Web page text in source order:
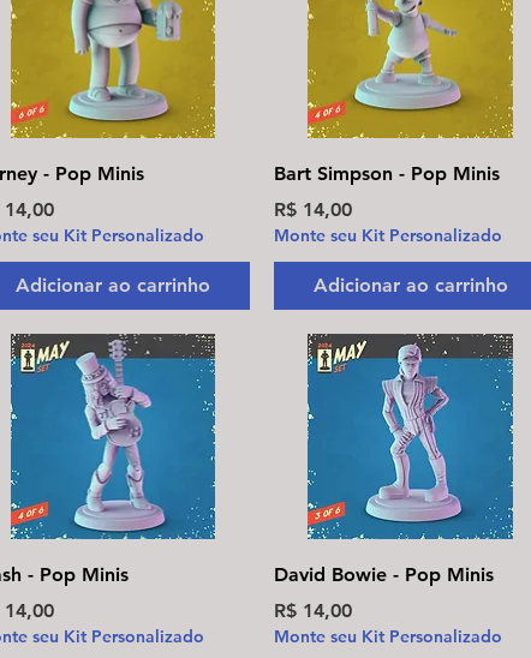
Visualização rápida
- Pop Minis
14,00
seu Kit Personalizado
Adicionar ao carrinho
Visualização rápida
Bart Simpson - Pop Minis
Preço
R$ 14,00
Monte seu Kit Personalizado
Adicionar ao carrinho
Visualização rápida
- Pop Minis
14,00
seu Kit Personalizado
Visualização rápida
David Bowie - Pop Minis
Preço
R$ 14,00
Monte seu Kit Personalizado